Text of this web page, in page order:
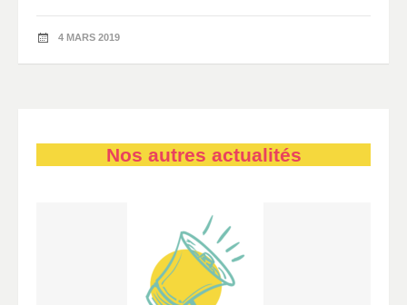
4 MARS 2019
Nos autres actualités